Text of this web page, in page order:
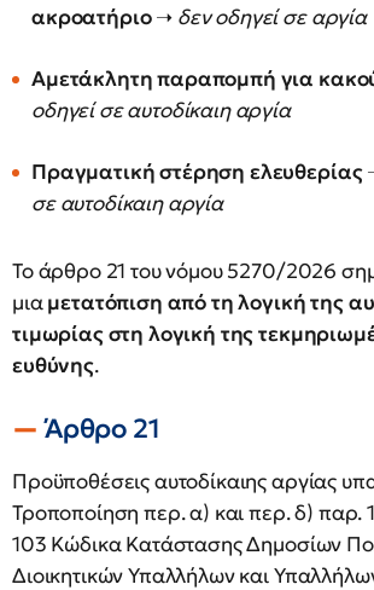
ακροατήριο➝ δεν οδηγεί σε αργία
Αμετάκλητη παραπομπή για
οδηγεί σε αυτοδίκαιη αργία
Πραγματική στέρηση ελευθερίας
σε αυτοδίκαιη αργία
Το άρθρο 21 του νόμου 5270/2026
μιαμετατόπιση από τη λογική της
τιμωρίας στη λογική της
ευθύνης.
Άρθρο 21
Προϋποθέσεις αυτοδίκαιης αργίας
Τροποποίηση περ. α) και περ. δ) παρ.
103 Κώδικα Κατάστασης Δημοσίων
Διοικητικών Υπαλλήλων και